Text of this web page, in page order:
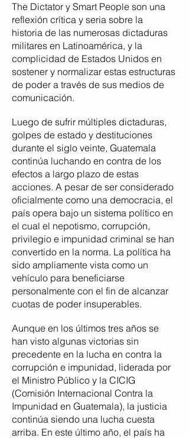
The Dictator y Smart People son una
reflexión crítica y seria sobre la
historia de las numerosas dictaduras
militares en Latinoamérica, y la
complicidad de Estados Unidos en
sostener y normalizar estas estructuras
de poder a través de sus medios de
comunicación.
Luego de sufrir múltiples dictaduras,
golpes de estado y destituciones
durante el siglo veinte, Guatemala
continúa luchando en contra de los
efectos a largo plazo de estas
acciones. A pesar de ser considerado
oficialmente como una democracia, el
país opera bajo un sistema político en
el cual el nepotismo, corrupción,
privilegio e impunidad criminal se han
convertido en la norma. La política ha
sido ampliamente vista como un
vehículo para beneficiarse
personalmente con el fin de alcanzar
cuotas de poder insuperables.
Aunque en los últimos tres años se
han visto algunas victorias sin
precedente en la lucha en contra la
corrupción e impunidad, liderada por
el Ministro Público y la CICIG
(Comisión Internacional Contra la
Impunidad en Guatemala), la justicia
continúa siendo una lucha cuesta
arriba. En este último año, el país ha